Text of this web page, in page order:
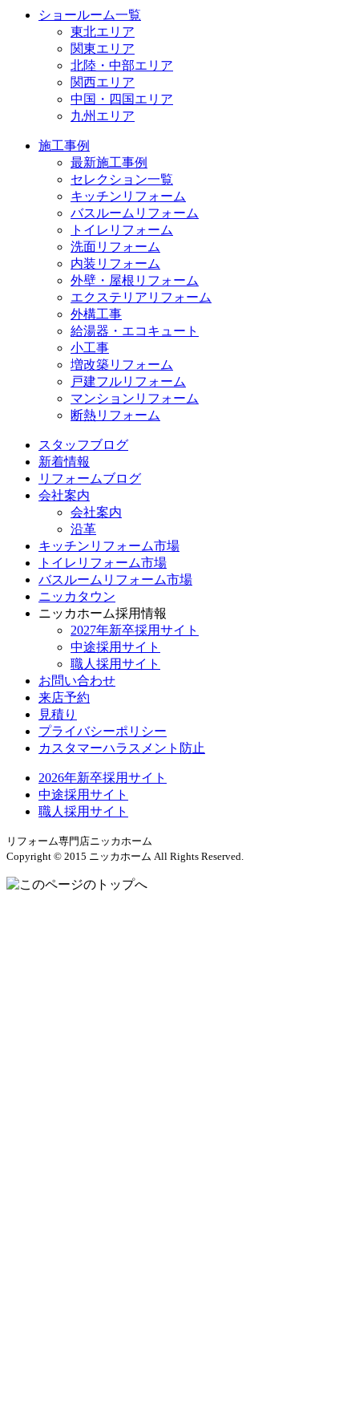
ショールーム一覧
東北エリア
関東エリア
北陸・中部エリア
関西エリア
中国・四国エリア
九州エリア
施工事例
最新施工事例
セレクション一覧
キッチンリフォーム
バスルームリフォーム
トイレリフォーム
洗面リフォーム
内装リフォーム
外壁・屋根リフォーム
エクステリアリフォーム
外構工事
給湯器・エコキュート
小工事
増改築リフォーム
戸建フルリフォーム
マンションリフォーム
断熱リフォーム
スタッフブログ
新着情報
リフォームブログ
会社案内
会社案内
沿革
キッチンリフォーム市場
トイレリフォーム市場
バスルームリフォーム市場
ニッカタウン
ニッカホーム採用情報
2027年新卒採用サイト
中途採用サイト
職人採用サイト
お問い合わせ
来店予約
見積り
プライバシーポリシー
カスタマーハラスメント防止
2026年新卒採用サイト
中途採用サイト
職人採用サイト
リフォーム専門店ニッカホーム
Copyright © 2015 ニッカホーム All Rights Reserved.